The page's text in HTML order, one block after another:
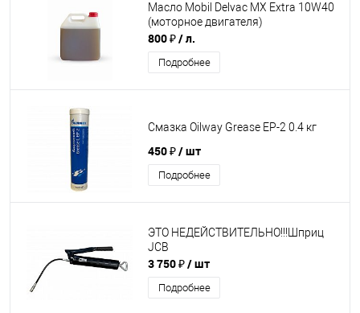
Масло Mobil Delvac MX Extra 10W40
(моторное двигателя)
800 ₽/ л.
Подробнее
Смазка Oilway Grease EP-2 0.4 кг
450 ₽/ шт
Подробнее
ЭТО НЕДЕЙСТВИТЕЛЬНО!!!Шприц
JCB
3 750 ₽/ шт
Подробнее